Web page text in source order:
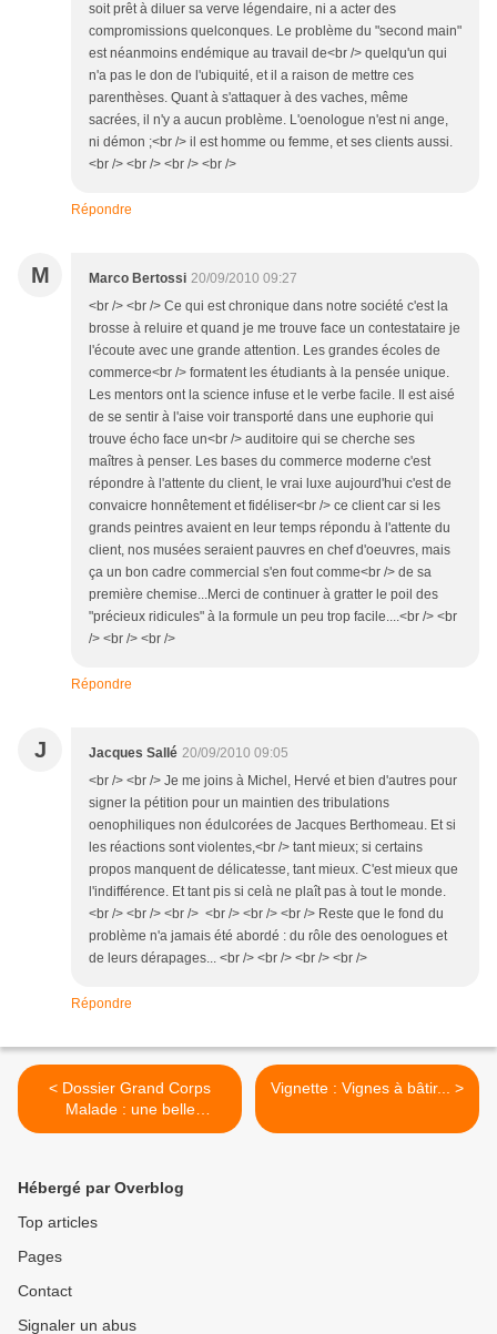
soit prêt à diluer sa verve légendaire, ni a acter des
compromissions quelconques. Le problème du "second main"
est néanmoins endémique au travail de<br /> quelqu'un qui
n'a pas le don de l'ubiquité, et il a raison de mettre ces
parenthèses. Quant à s'attaquer à des vaches, même
sacrées, il n'y a aucun problème. L'oenologue n'est ni ange,
ni démon ;<br /> il est homme ou femme, et ses clients aussi.
<br /> <br /> <br /> <br />
Répondre
M Marco Bertossi 20/09/2010 09:27
<br /> <br /> Ce qui est chronique dans notre société c'est la
brosse à reluire et quand je me trouve face un contestataire je
l'écoute avec une grande attention. Les grandes écoles de
commerce<br /> formatent les étudiants à la pensée unique.
Les mentors ont la science infuse et le verbe facile. Il est aisé
de se sentir à l'aise voir transporté dans une euphorie qui
trouve écho face un<br /> auditoire qui se cherche ses
maîtres à penser. Les bases du commerce moderne c'est
répondre à l'attente du client, le vrai luxe aujourd'hui c'est de
convaicre honnêtement et fidéliser<br /> ce client car si les
grands peintres avaient en leur temps répondu à l'attente du
client, nos musées seraient pauvres en chef d'oeuvres, mais
ça un bon cadre commercial s'en fout comme<br /> de sa
première chemise...Merci de continuer à gratter le poil des
"précieux ridicules" à la formule un peu trop facile....<br /> <br
/> <br /> <br />
Répondre
J Jacques Sallé 20/09/2010 09:05
<br /> <br /> Je me joins à Michel, Hervé et bien d'autres pour
signer la pétition pour un maintien des tribulations
oenophiliques non édulcorées de Jacques Berthomeau. Et si
les réactions sont violentes,<br /> tant mieux; si certains
propos manquent de délicatesse, tant mieux. C'est mieux que
l'indifférence. Et tant pis si celà ne plaît pas à tout le monde.
<br /> <br /> <br /> <br /> <br /> <br /> Reste que le fond du
problème n'a jamais été abordé : du rôle des oenologues et
de leurs dérapages... <br /> <br /> <br /> <br />
Répondre
< Dossier Grand Corps
Malade : une belle
contribution de Michel
Vignette : Vignes à bâtir... >
Hébergé par Overblog
Top articles
Pages
Contact
Signaler un abus